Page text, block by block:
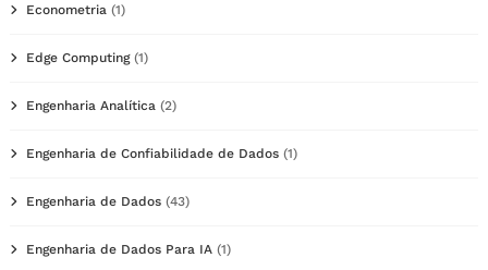
Econometria (1)
Edge Computing(1)
Engenharia Analítica (2)
Engenharia de Confiabilidade de Dados (1)
Engenharia de Dados (43)
Engenharia de Dados Para IA (1)